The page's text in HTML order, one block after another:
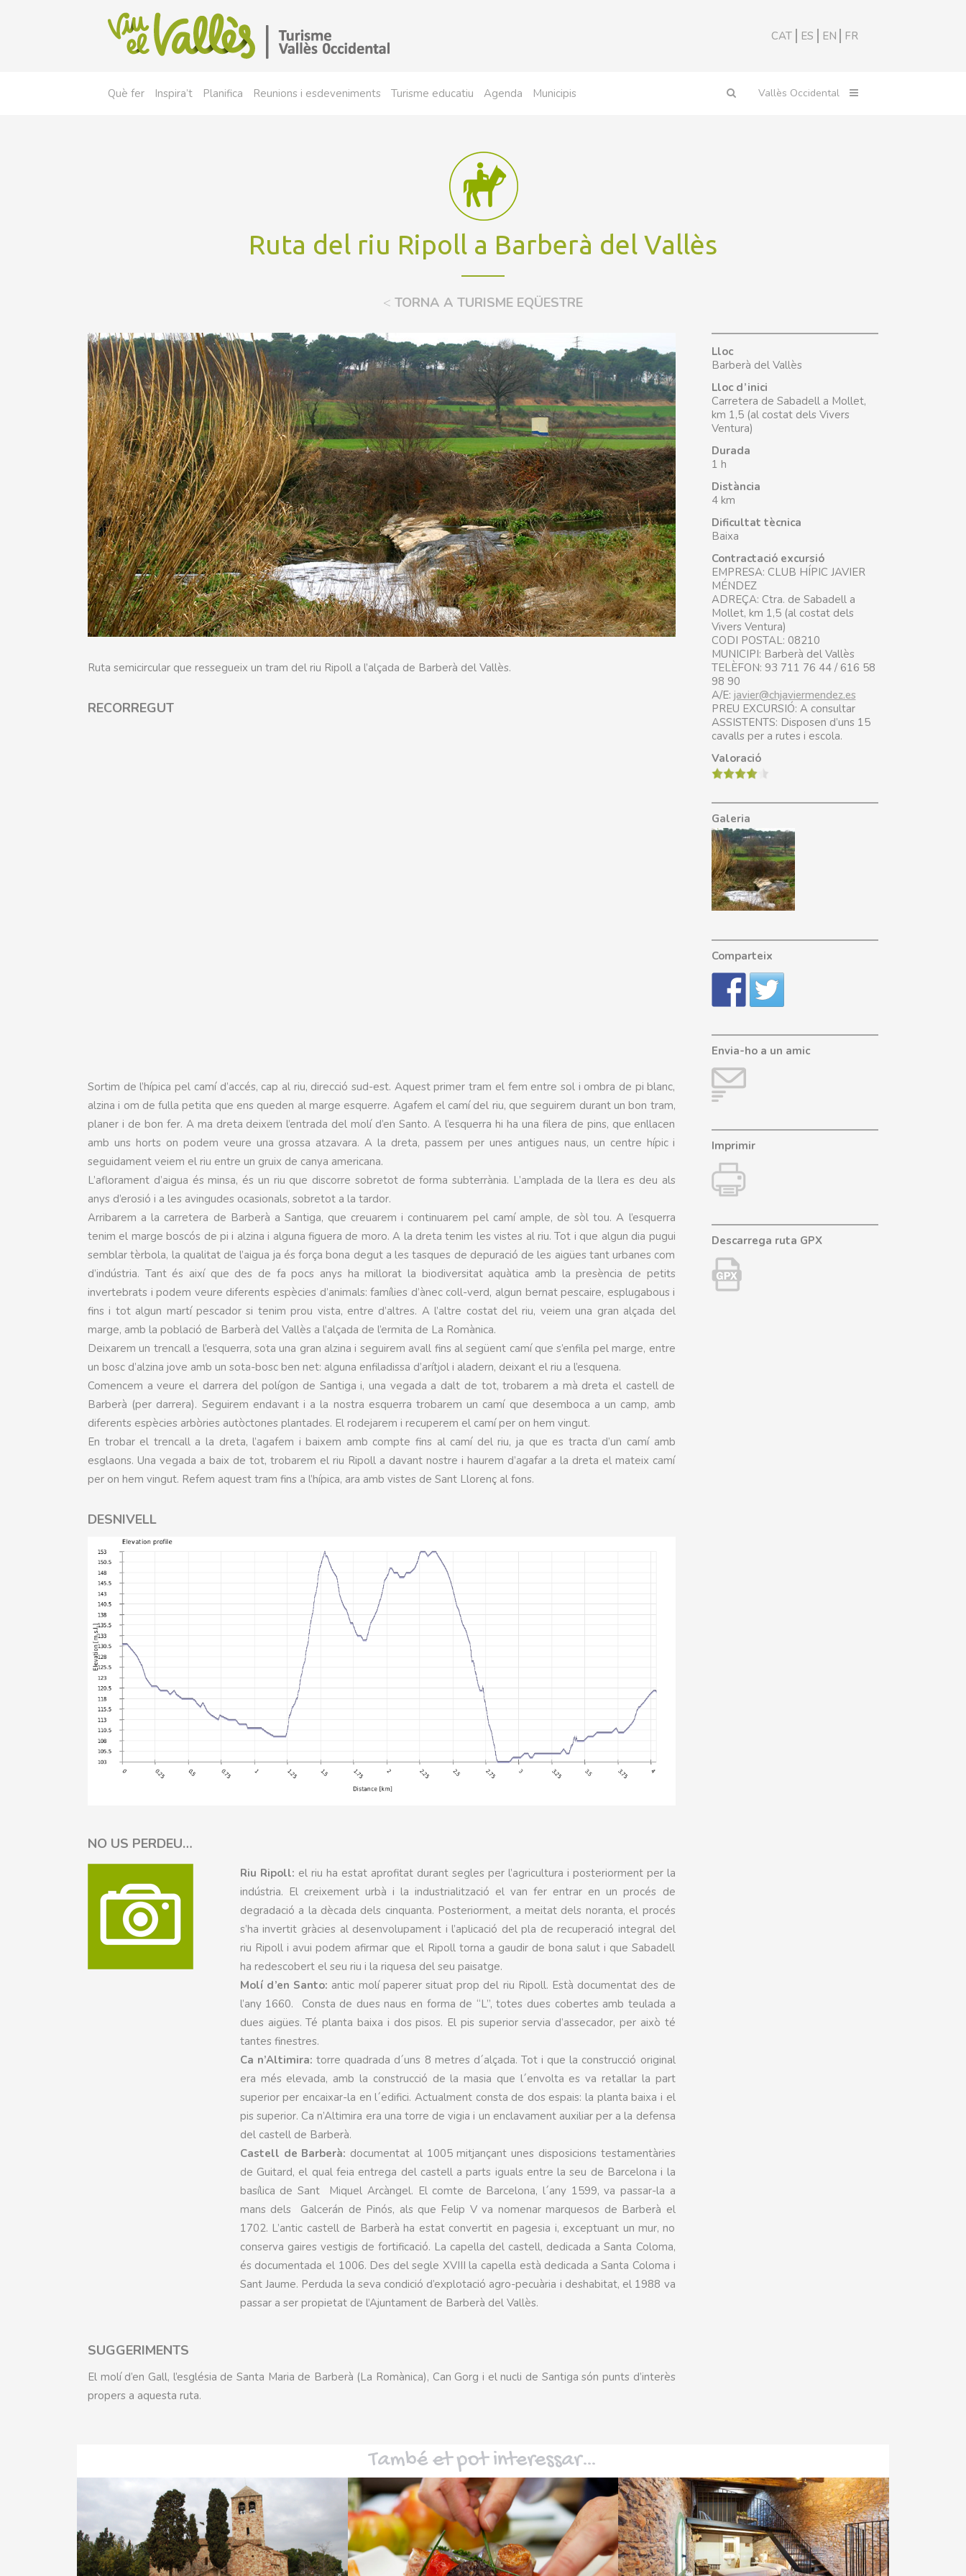
CAT ES EN FR
Què fer Inspira’t Planifica Reunions i esdeveniments Turisme educatiu Agenda Municipis
Ruta del riu Ripoll a Barberà del Vallès
< TORNA A TURISME EQÜESTRE
Ruta semicircular que ressegueix un tram del riu Ripoll a l’alçada de Barberà del Vallès.
RECORREGUT
Sortim de l’hípica pel camí d’accés, cap al riu, direcció sud-est. Aquest primer tram el fem entre sol i ombra de pi blanc,
alzina i om de fulla petita que ens queden al marge esquerre. Agafem el camí del riu, que seguirem durant un bon tram,
planer i de bon fer. A ma dreta deixem l’entrada del molí d’en Santo. A l’esquerra hi ha una filera de pins, que enllacen
amb uns horts on podem veure una grossa atzavara. A la dreta, passem per unes antigues naus, un centre hípic i
seguidament veiem el riu entre un gruix de canya americana.
L’aflorament d’aigua és minsa, és un riu que discorre sobretot de forma subterrània. L’amplada de la llera es deu als
anys d’erosió i a les avingudes ocasionals, sobretot a la tardor.
Arribarem a la carretera de Barberà a Santiga, que creuarem i continuarem pel camí ample, de sòl tou. A l’esquerra
tenim el marge boscós de pi i alzina i alguna figuera de moro. A la dreta tenim les vistes al riu. Tot i que algun dia pugui
semblar tèrbola, la qualitat de l’aigua ja és força bona degut a les tasques de depuració de les aigües tant urbanes com
d’indústria. Tant és així que des de fa pocs anys ha millorat la biodiversitat aquàtica amb la presència de petits
invertebrats i podem veure diferents espècies d’animals: famílies d’ànec coll-verd, algun bernat pescaire, esplugabous i
fins i tot algun martí pescador si tenim prou vista, entre d’altres. A l’altre costat del riu, veiem una gran alçada del
marge, amb la població de Barberà del Vallès a l’alçada de l’ermita de La Romànica.
Deixarem un trencall a l’esquerra, sota una gran alzina i seguirem avall fins al següent camí que s’enfila pel marge, entre
un bosc d’alzina jove amb un sota-bosc ben net: alguna enfiladissa d’arítjol i aladern, deixant el riu a l’esquena.
Comencem a veure el darrera del polígon de Santiga i, una vegada a dalt de tot, trobarem a mà dreta el castell de
Barberà (per darrera). Seguirem endavant i a la nostra esquerra trobarem un camí que desemboca a un camp, amb
diferents espècies arbòries autòctones plantades. El rodejarem i recuperem el camí per on hem vingut.
En trobar el trencall a la dreta, l’agafem i baixem amb compte fins al camí del riu, ja que es tracta d’un camí amb
esglaons. Una vegada a baix de tot, trobarem el riu Ripoll a davant nostre i haurem d’agafar a la dreta el mateix camí
per on hem vingut. Refem aquest tram fins a l’hípica, ara amb vistes de Sant Llorenç al fons.
DESNIVELL
NO US PERDEU…
Riu Ripoll: el riu ha estat aprofitat durant segles per l’agricultura i posteriorment per la
indústria. El creixement urbà i la industrialització el van fer entrar en un procés de
degradació a la dècada dels cinquanta. Posteriorment, a meitat dels noranta, el procés
s’ha invertit gràcies al desenvolupament i l’aplicació del pla de recuperació integral del
riu Ripoll i avui podem afirmar que el Ripoll torna a gaudir de bona salut i que Sabadell
ha redescobert el seu riu i la riquesa del seu paisatge.
Molí d’en Santo: antic molí paperer situat prop del riu Ripoll. Està documentat des de
l’any 1660. Consta de dues naus en forma de “L”, totes dues cobertes amb teulada a
dues aigües. Té planta baixa i dos pisos. El pis superior servia d’assecador, per això té
tantes finestres.
Ca n’Altimira:torre quadrada d´uns 8 metres d´alçada. Tot i que la construcció original
era més elevada, amb la construcció de la masia que l´envolta es va retallar la part
superior per encaixar-la en l´edifici. Actualment consta de dos espais: la planta baixa i el
pis superior. Ca n’Altimira era una torre de vigia i un enclavament auxiliar per a la defensa
del castell de Barberà.
Castell de Barberà: documentat al 1005 mitjançant unes disposicions testamentàries
de Guitard, el qual feia entrega del castell a parts iguals entre la seu de Barcelona i la
basílica de Sant Miquel Arcàngel. El comte de Barcelona, l´any 1599, va passar-la a
mans dels Galcerán de Pinós, als que Felip V va nomenar marquesos de Barberà el
1702. L’antic castell de Barberà ha estat convertit en pagesia i, exceptuant un mur, no
conserva gaires vestigis de fortificació. La capella del castell, dedicada a Santa Coloma,
és documentada el 1006. Des del segle XVIII la capella està dedicada a Santa Coloma i
Sant Jaume. Perduda la seva condició d’explotació agro-pecuària i deshabitat, el 1988 va
passar a ser propietat de l’Ajuntament de Barberà del Vallès.
SUGGERIMENTS
El molí d’en Gall, l’església de Santa Maria de Barberà (La Romànica), Can Gorg i el nucli de Santiga són punts d’interès
propers a aquesta ruta.
Lloc
Barberà del Vallès
Lloc d’inici
Carretera de Sabadell a Mollet,
km 1,5 (al costat dels Vivers
Ventura)
Durada
1 h
Distància
4 km
Dificultat tècnica
Baixa
Contractació excursió
EMPRESA: CLUB HÍPIC JAVIER
MÉNDEZ
ADREÇA: Ctra. de Sabadell a
Mollet, km 1,5 (al costat dels
Vivers Ventura)
CODI POSTAL: 08210
MUNICIPI: Barberà del Vallès
TELÈFON: 93 711 76 44 / 616 58
98 90
A/E: javier@chjaviermendez.es
PREU EXCURSIÓ: A consultar
ASSISTENTS: Disposen d’uns 15
cavalls per a rutes i escola.
Valoració
Galeria
Comparteix
Envia-ho a un amic
Imprimir
Descarrega ruta GPX
També et pot interessar…